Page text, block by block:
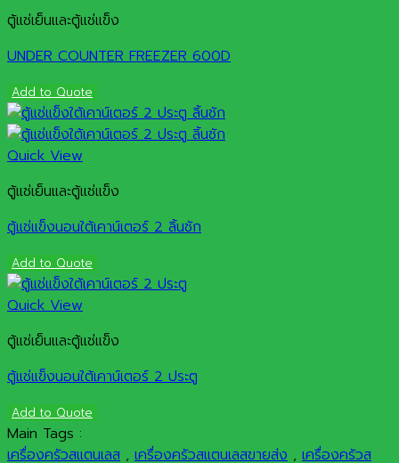
ตู้แช่เย็นและตู้แช่แข็ง
UNDER COUNTER FREEZER 600D
Add to Quote
Quick View
ตู้แช่เย็นและตู้แช่แข็ง
ตู้แช่แข็งนอนใต้เคาน์เตอร์ 2 ลิ้นชัก
Add to Quote
Quick View
ตู้แช่เย็นและตู้แช่แข็ง
ตู้แช่แข็งนอนใต้เคาน์เตอร์ 2 ประตู
Add to Quote
Main Tags :
เครื่องครัวสแตนเลส , เครื่องครัวสแตนเลสขายส่ง , เครื่องครัวส